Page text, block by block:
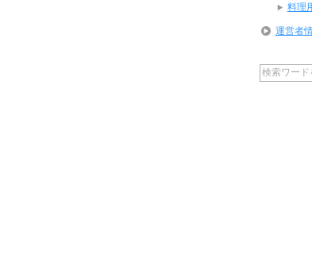
料理
運営者